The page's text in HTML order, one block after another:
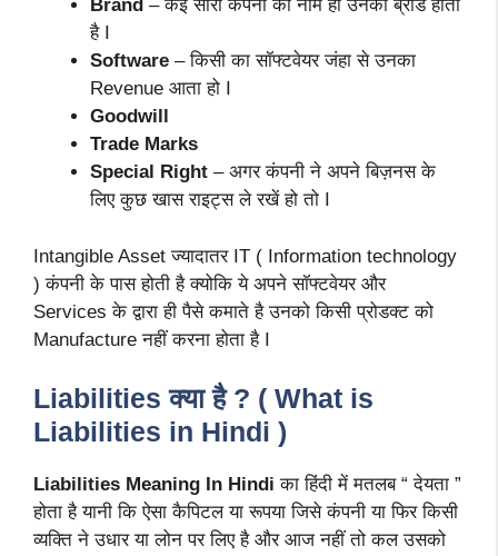
Brand – कई सारी कंपनी का नाम ही उनका ब्रांड होता
है I
Software – किसी का सॉफ्टवेयर जंहा से उनका
Revenue आता हो I
Goodwill
Trade Marks
Special Right – अगर कंपनी ने अपने बिज़नस के
लिए कुछ खास राइट्स ले रखें हो तो I
Intangible Asset ज्यादातर IT ( Information technology
) कंपनी के पास होती है क्योकि ये अपने सॉफ्टवेयर और
Services के द्वारा ही पैसे कमाते है उनको किसी प्रोडक्ट को
Manufacture नहीं करना होता है I
Liabilities क्या है ? ( What is
Liabilities in Hindi )
Liabilities Meaning In Hindiका हिंदी में मतलब “ देयता ”
होता है यानी कि ऐसा कैपिटल या रूपया जिसे कंपनी या फिर किसी
व्यक्ति ने उधार या लोन पर लिए है और आज नहीं तो कल उसको